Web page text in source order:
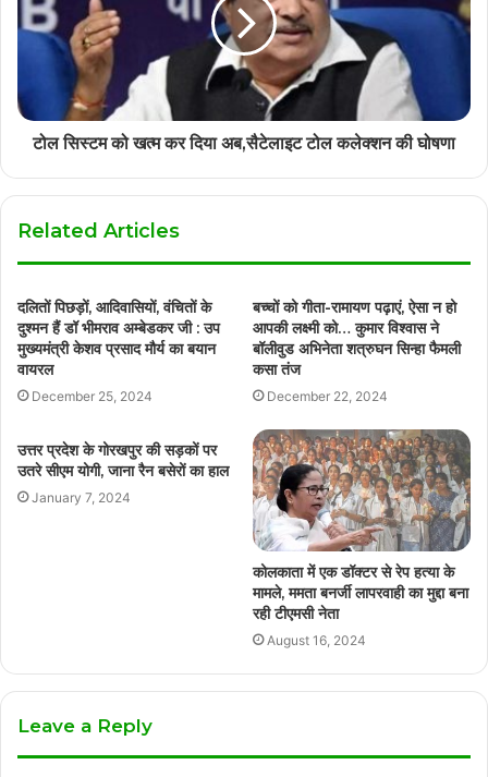
टोल सिस्टम को खत्म कर दिया अब,सैटेलाइट टोल कलेक्शन की घोषणा
Related Articles
दलितों पिछड़ों, आदिवासियों, वंचितों के
दुश्मन हैं डॉ भीमराव अम्बेडकर जी : उप
मुख्यमंत्री केशव प्रसाद मौर्य का बयान
वायरल
December 25, 2024
बच्चों को गीता-रामायण पढ़ाएं, ऐसा न हो
आपकी लक्ष्मी को… कुमार विश्वास ने
बॉलीवुड अभिनेता शत्रुघन सिन्हा फैमली
कसा तंज
December 22, 2024
उत्तर प्रदेश के गोरखपुर की सड़कों पर
उतरे सीएम योगी, जाना रैन बसेरों का हाल
January 7, 2024
कोलकाता में एक डॉक्टर से रेप हत्या के
मामले, ममता बनर्जी लापरवाही का मुद्दा बना
रही टीएमसी नेता
August 16, 2024
Leave a Reply